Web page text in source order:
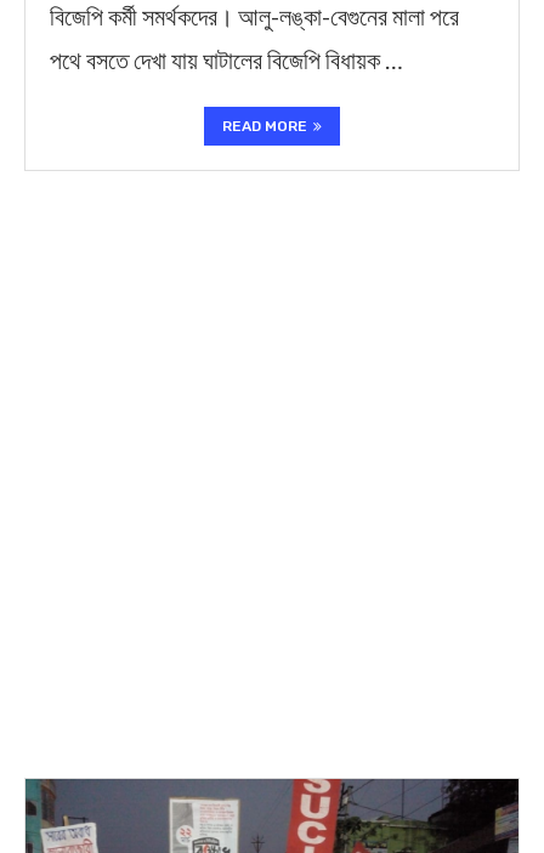
বিজেপি কর্মী সমর্থকদের। আলু-লঙ্কা-বেগুনের মালা পরে
পথে বসতে দেখা যায় ঘাটালের বিজেপি বিধায়ক …
READ MORE